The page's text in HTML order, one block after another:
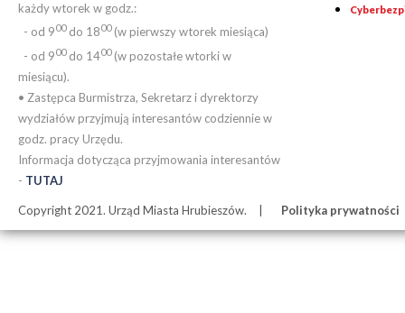
każdy wtorek w godz.:
- od 900do 1800(w pierwszy wtorek miesiąca)
- od 900do 1400(w pozostałe wtorki w
miesiącu).
• Zastępca Burmistrza, Sekretarz i dyrektorzy
wydziałów przyjmują interesantów codziennie w
godz. pracy Urzędu.
Informacja dotycząca przyjmowania interesantów
- TUTAJ
Copyright 2021. Urząd Miasta Hrubieszów. Polityka prywatności